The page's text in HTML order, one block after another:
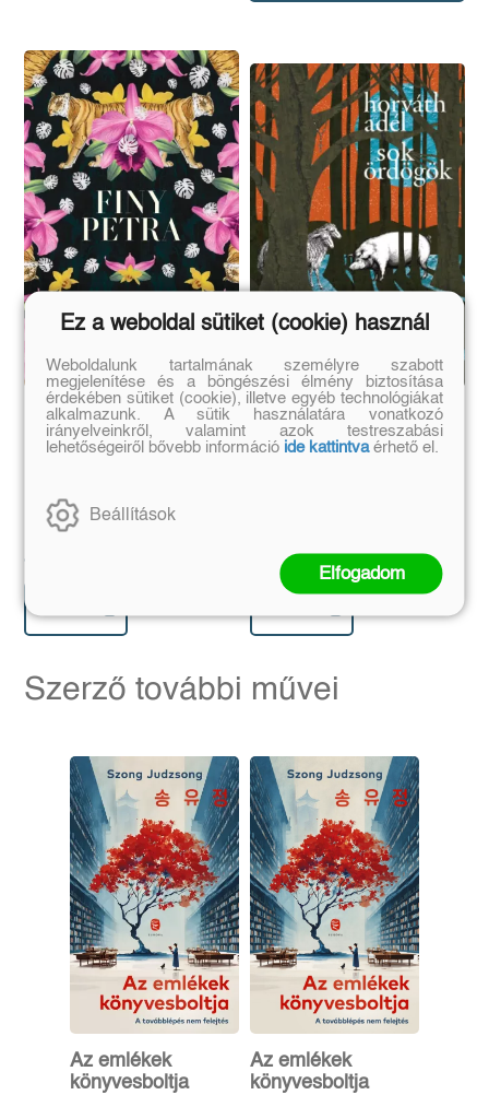
Kistigris
Finy Petra
4 490 Ft
Sok ördögök
3 599 Ft
Szerző további művei
Az emlékek
könyvesboltja
Az emlékek
könyvesboltja
Ez a weboldal sütiket (cookie) használ
Weboldalunk tartalmának személyre szabott
megjelenítése és a böngészési élmény biztosítása
érdekében sütiket (cookie), illetve egyéb technológiákat
alkalmazunk. A sütik használatára vonatkozó
irányelveinkről, valamint azok testreszabási
lehetőségeiről bővebb információ ide kattintvaérhető el.
Beállítások
Elfogadom